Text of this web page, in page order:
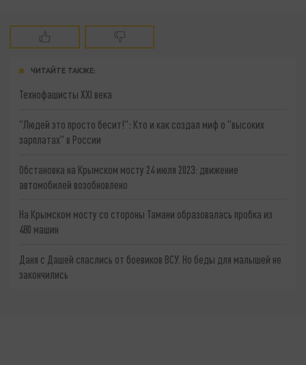
ЧИТАЙТЕ ТАКЖЕ:
Технофашисты XXI века
"Людей это просто бесит!": Кто и как создал миф о "высоких
зарплатах" в России
Обстановка на Крымском мосту 24 июля 2023: движение
автомобилей возобновлено
На Крымском мосту со стороны Тамани образовалась пробка из
480 машин
Даня с Дашей спаслись от боевиков ВСУ. Но беды для малышей не
закончились